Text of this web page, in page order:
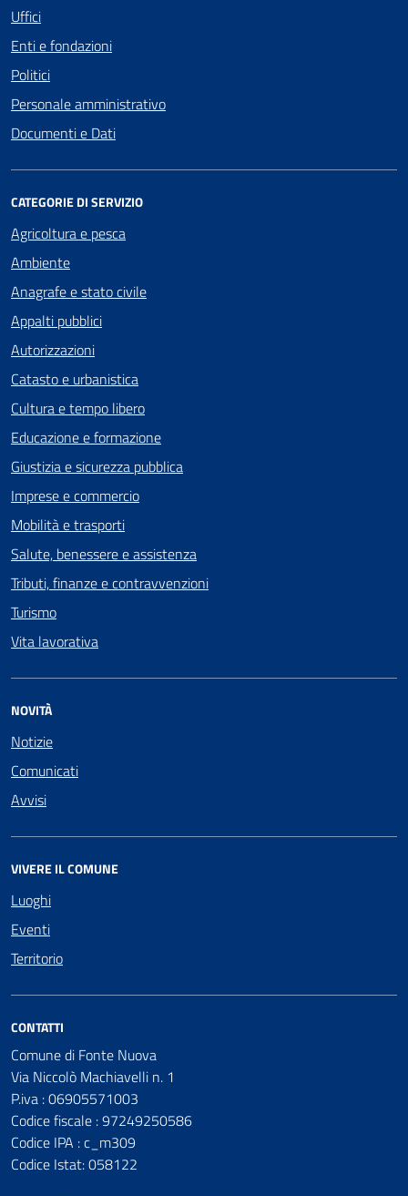
Uffici
Enti e fondazioni
Politici
Personale amministrativo
Documenti e Dati
CATEGORIE DI SERVIZIO
Agricoltura e pesca
Ambiente
Anagrafe e stato civile
Appalti pubblici
Autorizzazioni
Catasto e urbanistica
Cultura e tempo libero
Educazione e formazione
Giustizia e sicurezza pubblica
Imprese e commercio
Mobilità e trasporti
Salute, benessere e assistenza
Tributi, finanze e contravvenzioni
Turismo
Vita lavorativa
NOVITÀ
Notizie
Comunicati
Avvisi
VIVERE IL COMUNE
Luoghi
Eventi
Territorio
CONTATTI
Comune di Fonte Nuova
Via Niccolò Machiavelli n. 1
P.iva : 06905571003
Codice fiscale : 97249250586
Codice IPA : c_m309
Codice Istat: 058122